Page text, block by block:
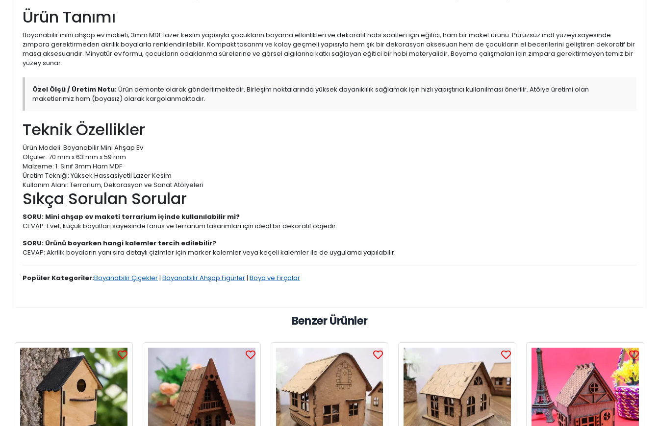
Ürün Tanımı
Boyanabilir mini ahşap ev maketi; 3mm MDF lazer kesim yapısıyla çocukların boyama etkinlikleri ve dekoratif hobi saatleri için eğitici, ham bir maket ürünü. Pürüzsüz mdf yüzeyi sayesinde
zımpara gerektirmeden akrilik boyalarla renklendirilebilir. Kompakt tasarımı ve kolay geçmeli yapısıyla hem şık bir dekorasyon aksesuarı hem de çocukların el becerilerini geliştiren dekoratif bir
masa aksesuarıdır. Minyatür ev formu, çocukların odaklanma sürelerine ve görsel algılarına katkı sağlayan eğitici bir hobi materyalidir. Boyama çalışmaları için zımpara gerektirmeyen temiz bir
yüzey sunar.
Özel Ölçü / Üretim Notu:Ürün demonte olarak gönderilmektedir. Birleşim noktalarında yüksek dayanıklılık sağlamak için hızlı yapıştırıcı kullanılması önerilir. Atölye üretimi olan
maketlerimiz ham (boyasız) olarak kargolanmaktadır.
Teknik Özellikler
Ürün Modeli: Boyanabilir Mini Ahşap Ev
Ölçüler: 70 mm x 63 mm x 59 mm
Malzeme: 1. Sınıf 3mm Ham MDF
Üretim Tekniği: Yüksek Hassasiyetli Lazer Kesim
Kullanım Alanı: Terrarium, Dekorasyon ve Sanat Atölyeleri
Sıkça Sorulan Sorular
SORU: Mini ahşap ev maketi terrarium içinde kullanılabilir mi?
CEVAP: Evet, küçük boyutları sayesinde fanus ve terrarium tasarımları için ideal bir dekoratif objedir.
SORU: Ürünü boyarken hangi kalemler tercih edilebilir?
CEVAP: Akrilik boyaların yanı sıra detaylı çizimler için marker kalemler veya keçeli kalemler ile de uygulama yapılabilir.
Popüler Kategoriler:Boyanabilir Çiçekler |Boyanabilir Ahşap Figürler |Boya ve Fırçalar
Benzer Ürünler